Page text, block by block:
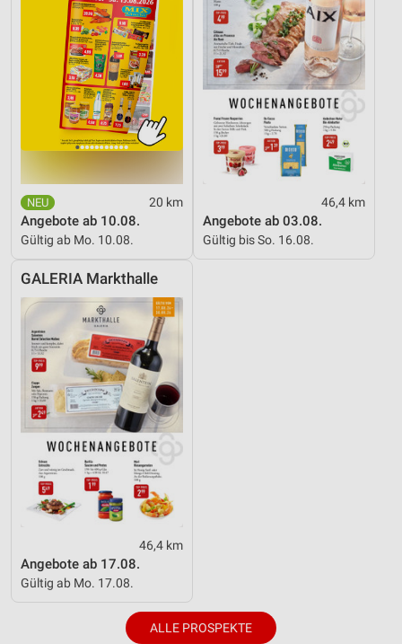
20 km
Angebote ab 10.08.
Gültig ab Mo. 10.08.
46,4 km
Angebote ab 03.08.
Gültig bis So. 16.08.
GALERIA Markthalle
46,4 km
Angebote ab 17.08.
Gültig ab Mo. 17.08.
ALLE PROSPEKTE